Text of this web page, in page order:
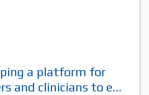
a platform for
and clinicians to e...